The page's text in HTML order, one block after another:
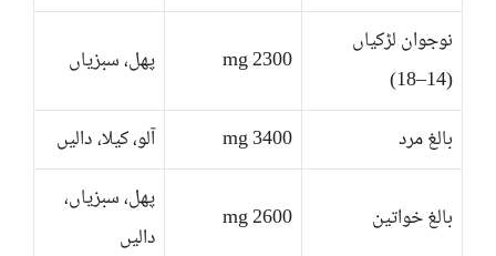
نوجوان لڑکیاں
(14–18)
2300 mg پھل، سبزیاں
بالغ مرد 3400 mg آلو، کیلا، دالیں
بالغ خواتین 2600 mg
پھل، سبزیاں،
دالیں